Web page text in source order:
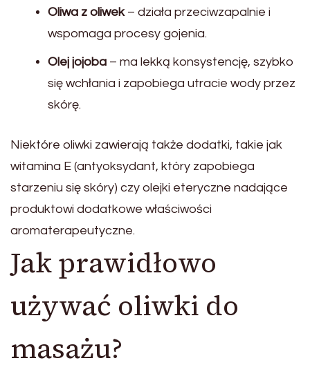
Oliwa z oliwek– działa przeciwzapalnie i
wspomaga procesy gojenia.
Olej jojoba – ma lekką konsystencję, szybko
się wchłania i zapobiega utracie wody przez
skórę.
Niektóre oliwki zawierają także dodatki, takie jak
witamina E (antyoksydant, który zapobiega
starzeniu się skóry) czy olejki eteryczne nadające
produktowi dodatkowe właściwości
aromaterapeutyczne.
Jak prawidłowo
używać oliwki do
masażu?